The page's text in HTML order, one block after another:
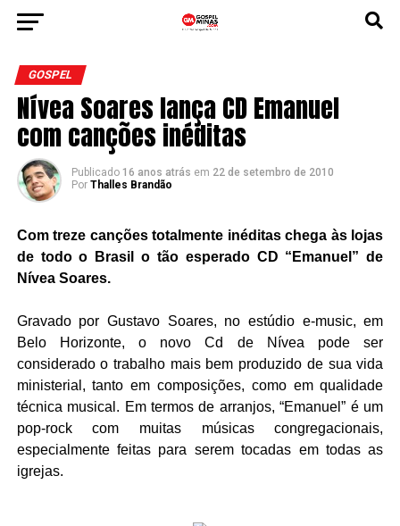
GOSPEL
Nívea Soares lança CD Emanuel
com canções inéditas
Publicado 16 anos atrás em 22 de setembro de 2010
Por Thalles Brandão
Com treze canções totalmente inéditas chega às lojas
de todo o Brasil o tão esperado CD “Emanuel” de
Nívea Soares.
Gravado por Gustavo Soares, no estúdio e-music, em
Belo Horizonte, o novo Cd de Nívea pode ser
considerado o trabalho mais bem produzido de sua vida
ministerial, tanto em composições, como em qualidade
técnica musical. Em termos de arranjos, “Emanuel” é um
pop-rock com muitas músicas congregacionais,
especialmente feitas para serem tocadas em todas as
igrejas.